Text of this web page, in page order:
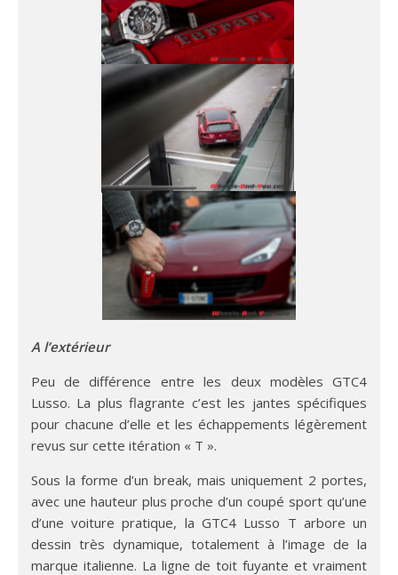
A l’extérieur
Peu de différence entre les deux modèles GTC4
Lusso. La plus flagrante c’est les jantes spécifiques
pour chacune d’elle et les échappements légèrement
revus sur cette itération « T ».
Sous la forme d’un break, mais uniquement 2 portes,
avec une hauteur plus proche d’un coupé sport qu’une
d’une voiture pratique, la GTC4 Lusso T arbore un
dessin très dynamique, totalement à l’image de la
marque italienne. La ligne de toit fuyante et vraiment